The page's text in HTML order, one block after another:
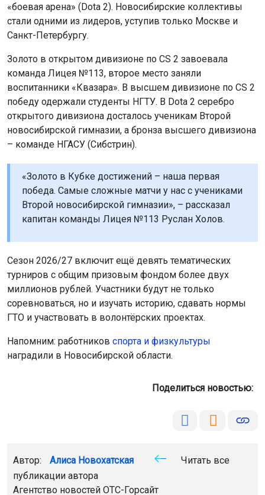
«боевая арена» (Dota 2). Новосибирские коллективы
стали одними из лидеров, уступив только Москве и
Санкт-Петербургу.
Золото в открытом дивизионе по CS 2 завоевала
команда Лицея №113, второе место заняли
воспитанники «Квазара». В высшем дивизионе по CS 2
победу одержали студенты НГТУ. В Dota 2 серебро
открытого дивизиона досталось ученикам Второй
новосибирской гимназии, а бронза высшего дивизиона
– команде НГАСУ (Сибстрин).
«Золото в Кубке достижений – наша первая
победа. Самые сложные матчи у нас с учениками
Второй новосибирской гимназии», – рассказал
капитан команды Лицея №113 Руслан Холов.
Сезон 2026/27 включит ещё девять тематических
турниров с общим призовым фондом более двух
миллионов рублей. Участники будут не только
соревноваться, но и изучать историю, сдавать нормы
ГТО и участвовать в волонтёрских проектах.
Напомним: работников спорта и физкультуры
наградили в Новосибирской области.
Поделиться новостью:
Автор: Алиса Новохатская
Читать все
публикации автора
Агентство новостей ОТС-Горсайт